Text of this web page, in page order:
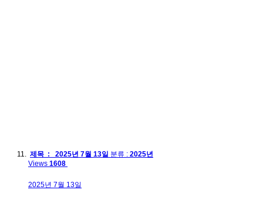
제목 : 2025년 7월 13일 분류 : 2025년
Views 1608
2025년 7월 13일